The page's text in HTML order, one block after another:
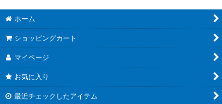
ホーム
ショッピングカート
マイページ
お気に入り
最近チェックしたアイテム